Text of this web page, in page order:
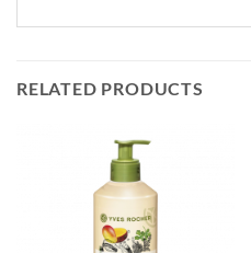
RELATED PRODUCTS